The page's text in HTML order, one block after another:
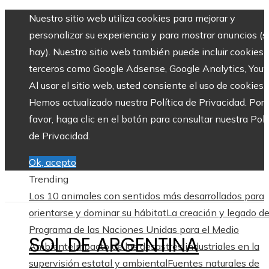
Nuestro sitio web utiliza cookies para mejorar y
personalizar su experiencia y para mostrar anuncios
hay). Nuestro sitio web también puede incluir cookies
terceros como Google Adsense, Google Analytics,
Al usar el sitio web, usted consiente el uso de cookies.
Hemos actualizado nuestra Política de Privacidad. Por
favor, haga clic en el botón para consultar nuestra
de Privacidad.
Ok, acepto
Trending
Los 10 animales con sentidos más desarrollados para
orientarse y dominar su hábitatLa creación y legado
Programa de las Naciones Unidas para el Medio
AmbienteImpacto de los desastres industriales en la
supervisión estatal y ambientalFuentes naturales de
SOL DE ARGENTINA